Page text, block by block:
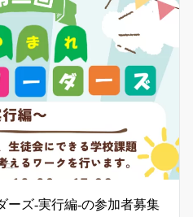
ーズ-実行編-の参加者募集